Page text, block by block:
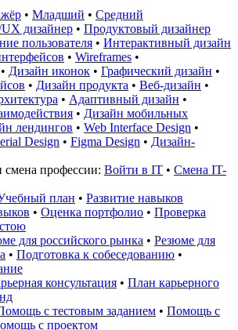
• Младший • Средний
дизайнер • Продуктовый дизайнер
пользователя • Интерактивный дизайн
• Wireframes •
• Дизайн иконок • Графический дизайн •
• Дизайн продукта • Веб-дизайн •
• Адаптивный дизайн •
• Дизайн мобильных
лендингов • Web Interface Design •
Design • Figma Design • Дизайн-
смена профессии: Войти в IT • Смена IT-
план • Развитие навыков
• Оценка портфолио • Проверка
для российского рынка • Резюме для
• Подготовка к собеседованию •
консультация • План карьерного
с тестовым заданием • Помощь с
с проектом